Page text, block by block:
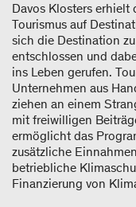
Davos Klosters erhielt
Tourismus auf
sich die Destination
entschlossen und
ins Leben gerufen.
Unternehmen aus
ziehen an einem
mit freiwilligen
ermöglicht das
zusätzliche
betriebliche
Finanzierung von